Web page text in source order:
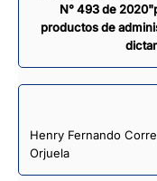
N° 493 de
productos de
Henry Fernando
Orjuela